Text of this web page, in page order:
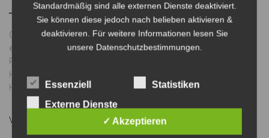
– ihr Vorteil
Gutes Essen zum erschwinglichen Preis Egal, ob Sie nur rasch
einen Toast essen wollen, oder sich selbst mit einer köstlichen
Pizza verwöhnen wollen – in unserer Trattoria finden Sie für jeden
Hunger das Richtige: Sie sind auf der süßen Seite zu Hause?
Handgemachtes Eis, Blechkuchen oder doch Tiramisu – auch
Weiterlesen
Von
6 Jahren
Standardmäßig sind alle externen Dienste deaktiviert.
Sie können diese jedoch nach belieben aktivieren &
deaktivieren. Für weitere Informationen lesen Sie
unsere Datenschutzbestimmungen.
Essenziell
Statistiken
Externe Dienste
✓ Akzeptieren